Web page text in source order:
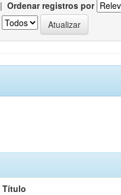
| Ordenar registros por
Título